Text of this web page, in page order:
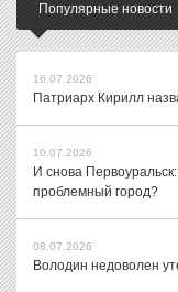
Популярные новости
16.07.2026
Патриарх Кирилл
10.07.2026
И снова
проблемный город?
08.07.2026
Володин недоволен